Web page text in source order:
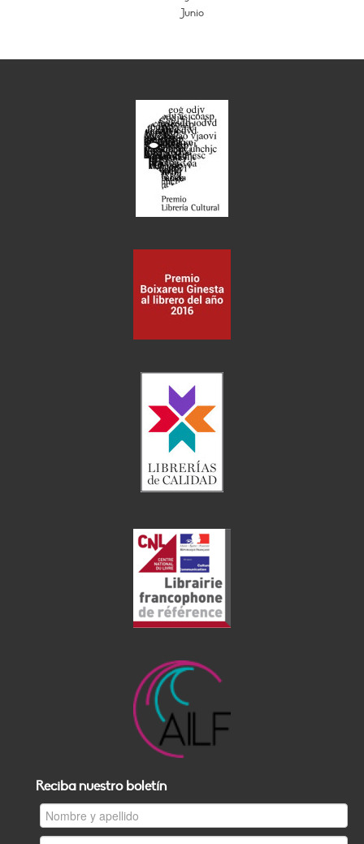
Junio
Reciba nuestro boletín